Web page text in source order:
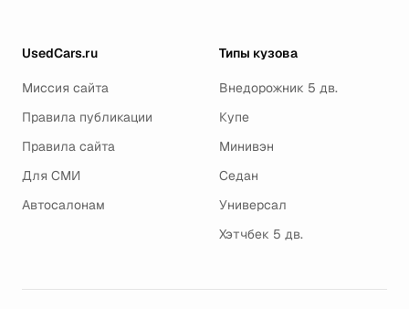
UsedCars.ru
Миссия сайта
Правила публикации
Правила сайта
Для СМИ
Автосалонам
Типы кузова
Внедорожник 5 дв.
Купе
Минивэн
Седан
Универсал
Хэтчбек 5 дв.